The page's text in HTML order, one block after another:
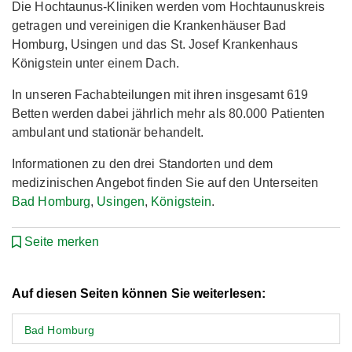
Die Hochtaunus-Kliniken werden vom Hochtaunuskreis
getragen und vereinigen die Krankenhäuser Bad
Homburg, Usingen und das St. Josef Krankenhaus
Königstein unter einem Dach.
In unseren Fachabteilungen mit ihren insgesamt 619
Betten werden dabei jährlich mehr als 80.000 Patienten
ambulant und stationär behandelt.
Informationen zu den drei Standorten und dem
medizinischen Angebot finden Sie auf den Unterseiten
Bad Homburg, Usingen, Königstein.
Seite merken
Auf diesen Seiten können Sie weiterlesen:
Bad Homburg